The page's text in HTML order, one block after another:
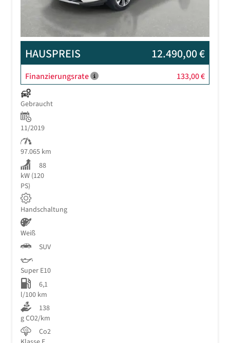
HAUSPREIS 12.490,00 €
Finanzierungsrate 133,00 €
Gebraucht
11/2019
97.065 km
88
kW (120
PS)
Handschaltung
Weiß
SUV
Super E10
6,1
l/100 km
138
g CO2/km
Co2